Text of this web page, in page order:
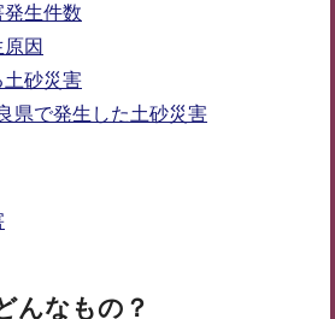
生件数
因
土砂災害
県で発生した土砂災害
んなもの？